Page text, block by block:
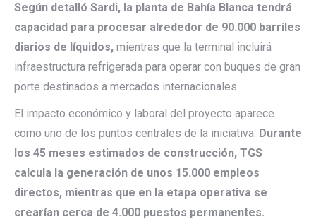
Según detalló Sardi, la planta de Bahía Blanca tendrá
capacidad para procesar alrededor de 90.000 barriles
diarios de líquidos, mientras que la terminal incluirá
infraestructura refrigerada para operar con buques de gran
porte destinados a mercados internacionales.
El impacto económico y laboral del proyecto aparece
como uno de los puntos centrales de la iniciativa. Durante
los 45 meses estimados de construcción, TGS
calcula la generación de unos 15.000 empleos
directos, mientras que en la etapa operativa se
crearían cerca de 4.000 puestos permanentes.